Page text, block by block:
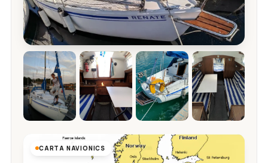
CARTA NAVIONICS